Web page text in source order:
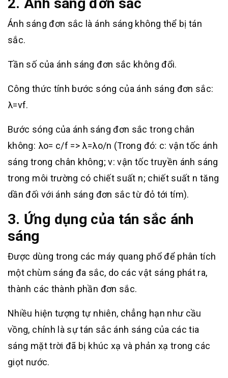
Ánh sáng đơn sắc là ánh sáng không thể bị tán
sắc.
Tần số của ánh sáng đơn sắc không đổi.
Công thức tính bước sóng của ánh sáng đơn sắc:
λ=vf.
Bước sóng của ánh sáng đơn sắc trong chân
không: λo= c/f => λ=λo/n (Trong đó: c: vận tốc ánh
sáng trong chân không; v: vận tốc truyền ánh sáng
trong môi trường có chiết suất n; chiết suất n tăng
dần đối với ánh sáng đơn sắc từ đỏ tới tím).
3. Ứng dụng của tán sắc ánh
sáng
Được dùng trong các máy quang phổ để phân tích
một chùm sáng đa sắc, do các vật sáng phát ra,
thành các thành phần đơn sắc.
Nhiều hiện tượng tự nhiên, chẳng hạn như cầu
vồng, chính là sự tán sắc ánh sáng của các tia
sáng mặt trời đã bị khúc xạ và phản xạ trong các
giọt nước.